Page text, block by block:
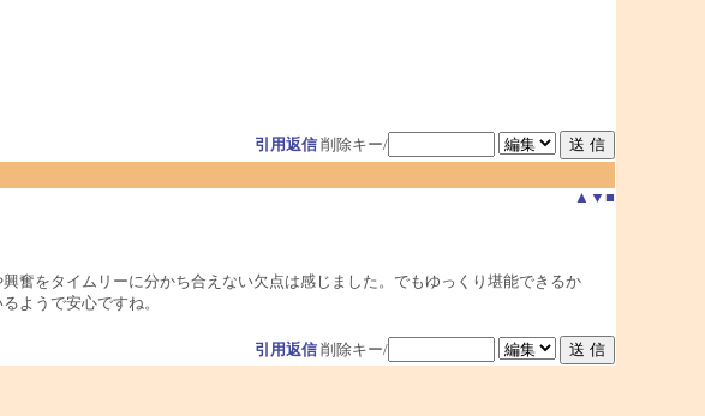
引用返信 削除キー/
▲ ▼ ■
奮をタイムリーに分かち合えない欠点は感じました。でもゆっくり堪能できるか
ようで安心ですね。
引用返信 削除キー/